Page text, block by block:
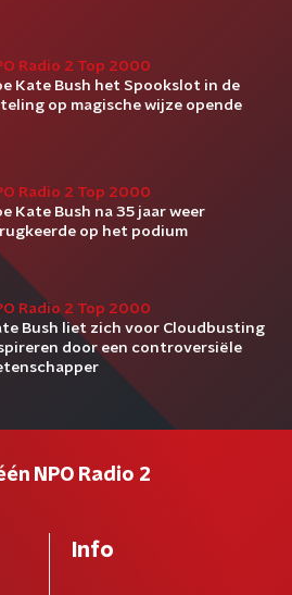
Radio 2 Top 2000
Kate Bush het Spookslot in de
op magische wijze opende
Radio 2 Top 2000
Kate Bush na 35 jaar weer
op het podium
Radio 2 Top 2000
Bush liet zich voor Cloudbusting
door een controversiële
NPO Radio 2
Info